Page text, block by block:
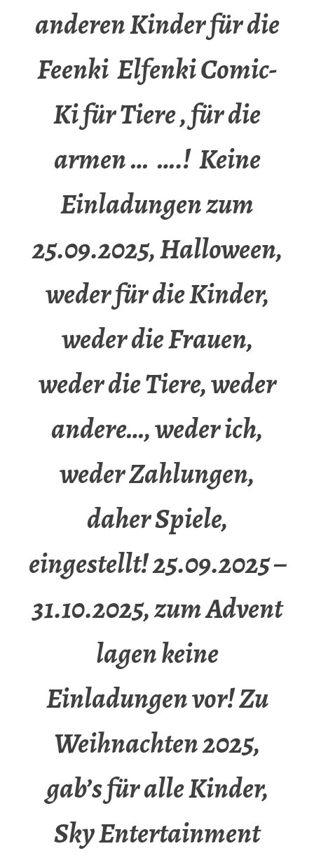
anderen Kinder für die
Feenki Elfenki Comic-
Ki für Tiere , für die
armen … ….! Keine
Einladungen zum
25.09.2025, Halloween,
weder für die Kinder,
weder die Frauen,
weder die Tiere, weder
andere…, weder ich,
weder Zahlungen,
daher Spiele,
eingestellt! 25.09.2025 –
31.10.2025, zum Advent
lagen keine
Einladungen vor! Zu
Weihnachten 2025,
gab’s für alle Kinder,
Sky Entertainment